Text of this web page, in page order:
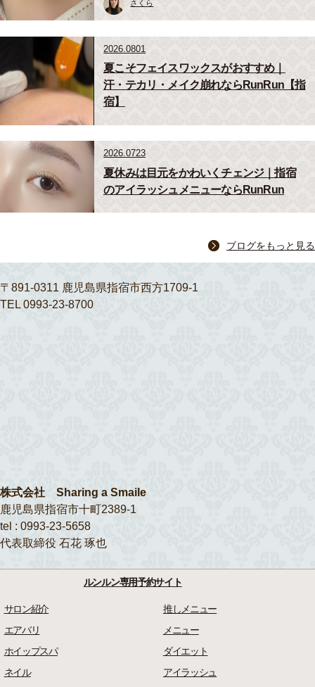
さくら
2026.0801
夏こそフェイスワックスがおすすめ｜
汗・テカリ・メイク崩れならRunRun【指
宿】
2026.0723
夏休みは目元をかわいくチェンジ｜指宿
のアイラッシュメニューならRunRun
ブログをもっと見る
〒891-0311 鹿児島県指宿市西方1709-1
TEL 0993-23-8700
株式会社 Sharing a Smaile
鹿児島県指宿市十町2389-1
tel : 0993-23-5658
代表取締役 石花 琢也
ルンルン専用予約サイト
サロン紹介
推しメニュー
エアバリ
メニュー
ホイップスパ
ダイエット
ネイル
アイラッシュ